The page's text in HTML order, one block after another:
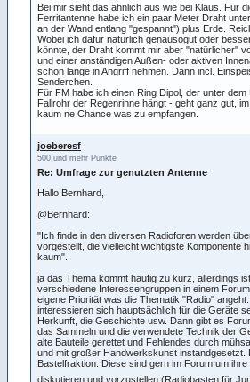
Bei mir sieht das ähnlich aus wie bei Klaus. Für
Ferritantenne habe ich ein paar Meter Draht
an der Wand entlang "gespannt") plus Erde.
Wobei ich dafür natürlich genausogut oder
könnte, der Draht kommt mir aber "natürlicher"
und einer anständigen Außen- oder aktiven
schon lange in Angriff nehmen. Dann incl.
Senderchen.
Für FM habe ich einen Ring Dipol, der unter
Fallrohr der Regenrinne hängt - geht ganz gut,
kaum ne Chance was zu empfangen.
joeberesf
500 und mehr Punkte
Re: Umfrage zur genutzten Antenne
Hallo Bernhard,
@Bernhard:
"Ich finde in den diversen Radioforen werden
vorgestellt, die vielleicht wichtigste Komponente
kaum".
ja das Thema kommt häufig zu kurz, allerdings
verschiedene Interessengruppen in einem
eigene Priorität was die Thematik "Radio"
interessieren sich hauptsächlich für die Geräte
Herkunft, die Geschichte usw. Dann gibt es
das Sammeln und die verwendete Technik der
alte Bauteile gerettet und Fehlendes durch
und mit großer Handwerkskunst instandgesetzt.
Bastelfraktion. Diese sind gern im Forum um
diskutieren und vorzustellen (Radiobasten für